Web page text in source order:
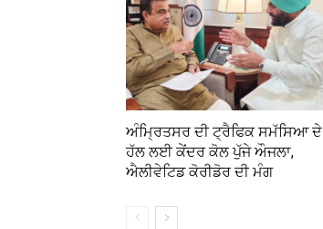
ਅੰਮ੍ਰਿਤਸਰ ਦੀ ਟ੍ਰੈਫਿਕ ਸਮੱਸਿਆ ਦੇ
ਹੱਲ ਲਈ ਕੇਂਦਰ ਕੋਲ ਪੁੱਜੇ ਔਜਲਾ,
ਐਲੀਵੇਟਿਡ ਕੋਰੀਡੋਰ ਦੀ ਮੰਗ